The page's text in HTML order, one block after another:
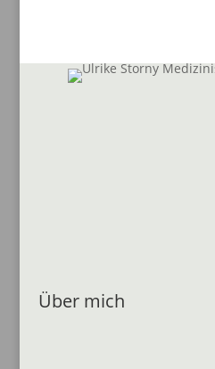
Über mich